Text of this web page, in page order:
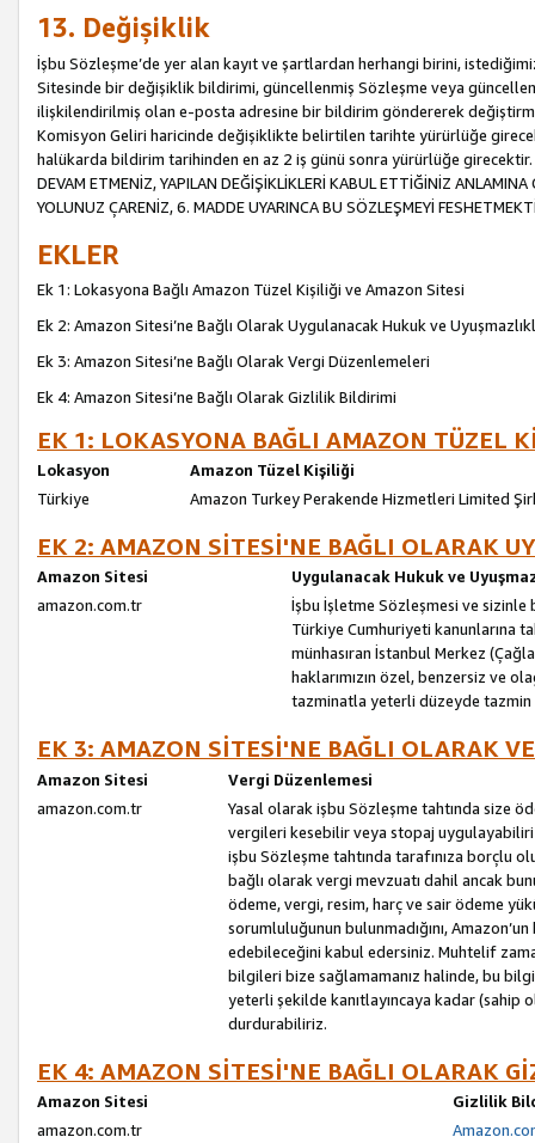
13. Değişiklik
İşbu Sözleşme’de yer alan kayıt ve şartlardan herhangi birini,
Sitesinde bir değişiklik bildirimi, güncellenmiş Sözleşme veya
ilişkilendirilmiş olan e-posta adresine bir bildirim göndererek
Komisyon Geliri haricinde değişiklikte belirtilen tarihte yürürlüğe
halükarda bildirim tarihinden en az 2 iş günü sonra yürürlüğe girecektir.
DEVAM ETMENİZ, YAPILAN DEĞİŞİKLİKLERİ KABUL ETTİĞİNİZ
YOLUNUZ ÇARENİZ, 6. MADDE UYARINCA BU SÖZLEŞMEYİ
EKLER
Ek 1: Lokasyona Bağlı Amazon Tüzel Kişiliği ve Amazon Sitesi
Ek 2: Amazon Sitesi’ne Bağlı Olarak Uygulanacak Hukuk ve
Ek 3: Amazon Sitesi’ne Bağlı Olarak Vergi Düzenlemeleri
Ek 4: Amazon Sitesi’ne Bağlı Olarak Gizlilik Bildirimi
EK 1: LOKASYONA BAĞLI AMAZON TÜZEL
Lokasyon
Amazon Tüzel Kişiliği
Türkiye
Amazon Turkey Perakende Hizmetleri Limited
EK 2: AMAZON SİTESİ'NE BAĞLI OLARAK
Amazon Sitesi
Uygulanacak Hukuk ve
amazon.com.tr
İşbu İşletme Sözleşmesi ve sizinle
Türkiye Cumhuriyeti kanunlarına
münhasıran İstanbul Merkez
haklarımızın özel, benzersiz ve
tazminatla yeterli düzeyde
EK 3: AMAZON SİTESİ'NE BAĞLI OLARAK
Amazon Sitesi
Vergi Düzenlemesi
amazon.com.tr
Yasal olarak işbu Sözleşme tahtında size
vergileri kesebilir veya stopaj
işbu Sözleşme tahtında tarafınıza borçlu
bağlı olarak vergi mevzuatı dahil ancak
ödeme, vergi, resim, harç ve sair ödeme
sorumluluğunun bulunmadığını,
edebileceğini kabul edersiniz. Muhtelif
bilgileri bize sağlamamanız halinde, bu
yeterli şekilde kanıtlayıncaya kadar
durdurabiliriz.
EK 4: AMAZON SİTESİ'NE BAĞLI OLARAK
Amazon Sitesi
Gizlilik
amazon.com.tr